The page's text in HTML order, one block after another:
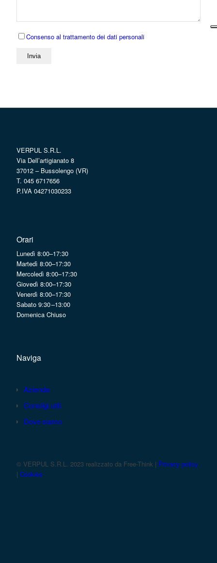
Consenso al trattamento dei dati personali
VERPUL S.R.L.
Via Dell’artigianato 8
37012 – Bussolengo (VR)
T. 045 6717656
P.IVA 04271030233
Orari
Lunedì 8:00–17:30
Martedì 8:00–17:30
Mercoledì 8:00–17:30
Giovedì 8:00–17:30
Venerdì 8:00–17:30
Sabato 9:30 –13:00
Domenica Chiuso
Naviga
Azienda
Consilgi utili
Dove siamo
© VERPUL S.R.L. 2023 realizzato da Free-Think | Privacy policy
| Cookies